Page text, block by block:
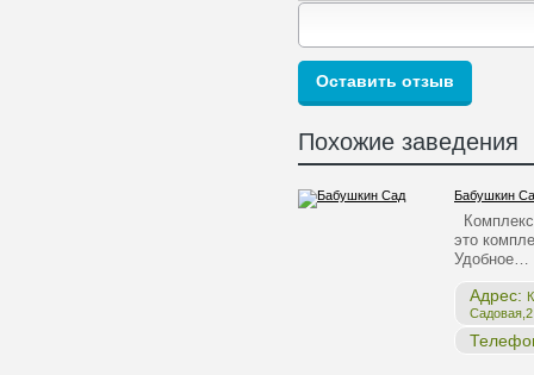
Похожие заведения
Бабушкин
это
Удобное…
Адрес: